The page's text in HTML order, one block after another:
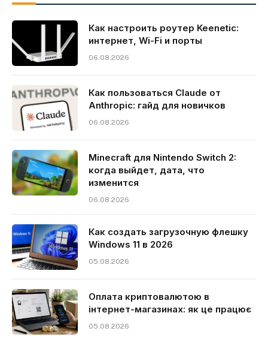
Как настроить роутер Keenetic:
интернет, Wi-Fi и порты
06.08.2026
Как пользоваться Claude от
Anthropic: гайд для новичков
06.08.2026
Minecraft для Nintendo Switch 2:
когда выйдет, дата, что
изменится
06.08.2026
Как создать загрузочную флешку
Windows 11 в 2026
05.08.2026
Оплата криптовалютою в
інтернет-магазинах: як це працює
05.08.2026